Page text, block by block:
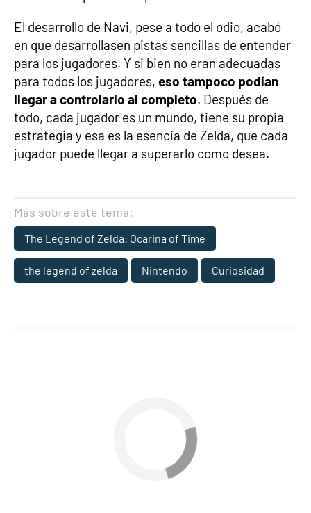
El desarrollo de Navi, pese a todo el odio, acabó
en que desarrollasen pistas sencillas de entender
para los jugadores. Y si bien no eran adecuadas
para todos los jugadores, eso tampoco podían
llegar a controlarlo al completo. Después de
todo, cada jugador es un mundo, tiene su propia
estrategia y esa es la esencia de Zelda, que cada
jugador puede llegar a superarlo como desea.
Más sobre este tema:
The Legend of Zelda: Ocarina of Time
the legend of zelda Nintendo Curiosidad